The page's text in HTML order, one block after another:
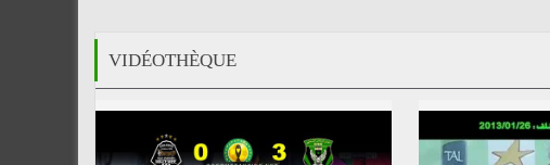
VIDÉOTHÈQUE